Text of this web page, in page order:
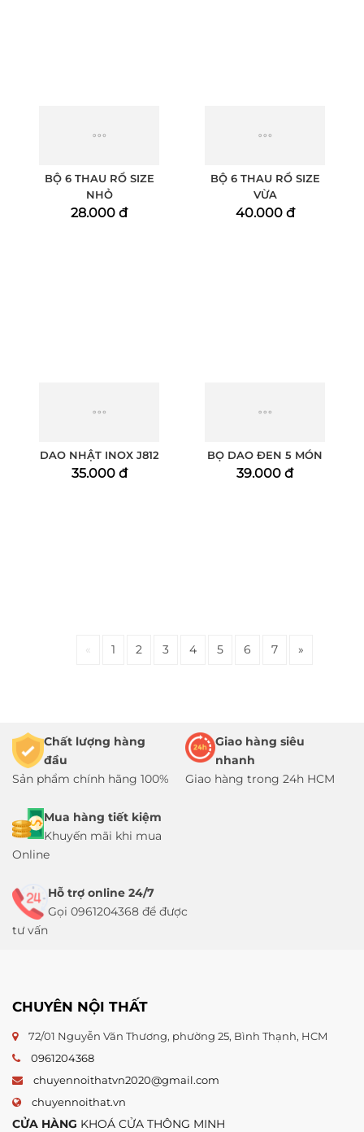
« 1 2 3 4 5 6 7 »
Chất lượng hàng
đầu
Sản phẩm chính hãng 100%
Giao hàng siêu
nhanh
Giao hàng trong 24h HCM
Mua hàng tiết kiệm
Khuyến mãi khi mua
Online
Hỗ trợ online 24/7
Gọi 0961204368 để được
tư vấn
CHUYÊN NỘI THẤT
72/01 Nguyễn Văn Thương, phường 25, Bình Thạnh, HCM
0961204368
chuyennoithatvn2020@gmail.com
chuyennoithat.vn
CỬA HÀNG KHOÁ CỬA THÔNG MINH